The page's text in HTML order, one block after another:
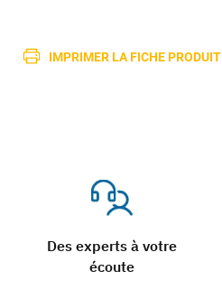
IMPRIMER LA FICHE PRODUIT
Des experts à votre
écoute